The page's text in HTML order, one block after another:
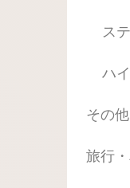
ス
ハ
その他
旅行